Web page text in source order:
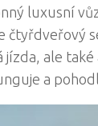
luxusní
čtyřdveřový
ale
a